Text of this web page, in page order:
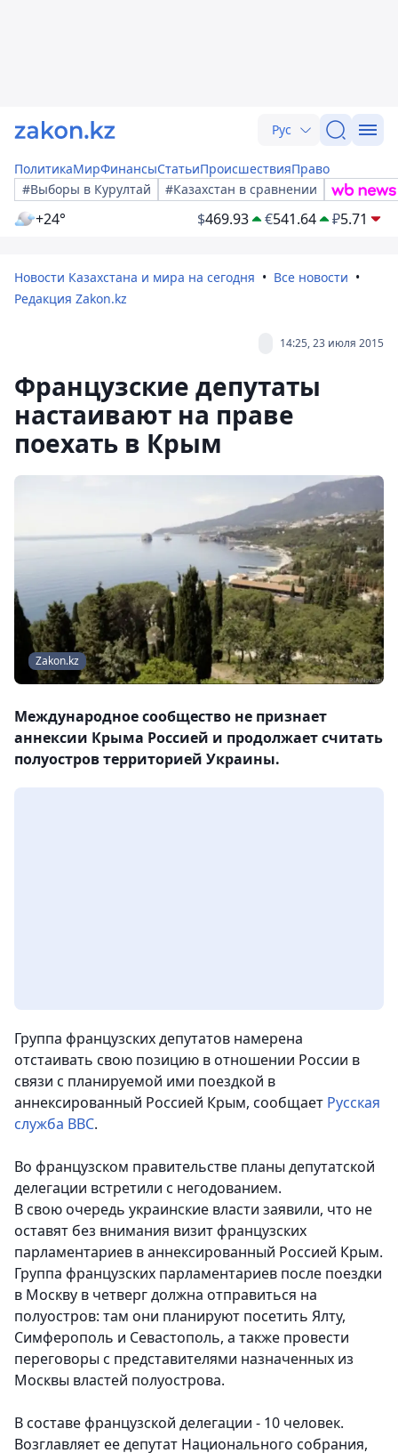
Рус
ПолитикаМирФинансыСтатьиПроисшествияПраво
#Выборы в Курултай
#Казахстан в сравнении
+24° $469.93 €541.64 ₽5.71
Новости Казахстана и мира на сегодня
Все новости
Редакция Zakon.kz
14:25, 23 июля 2015
Французские депутаты
настаивают на праве
поехать в Крым
Zakon.kz
Международное сообщество не признает
аннексии Крыма Россией и продолжает считать
полуостров территорией Украины.
Группа французских депутатов намерена
отстаивать свою позицию в отношении России в
связи с планируемой ими поездкой в
аннексированный Россией Крым, сообщает Русская
служба ВВС.
Во французском правительстве планы депутатской
делегации встретили с негодованием.
В свою очередь украинские власти заявили, что не
оставят без внимания визит французских
парламентариев в аннексированный Россией Крым.
Группа французских парламентариев после поездки
в Москву в четверг должна отправиться на
полуостров: там они планируют посетить Ялту,
Симферополь и Севастополь, а также провести
переговоры с представителями назначенных из
Москвы властей полуострова.
В составе французской делегации - 10 человек.
Возглавляет ее депутат Национального собрания,